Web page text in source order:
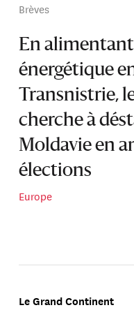
Brèves
En
énergétique
Transnistrie,
cherche à
Moldavie en
élections
Europe
Le Grand Continent